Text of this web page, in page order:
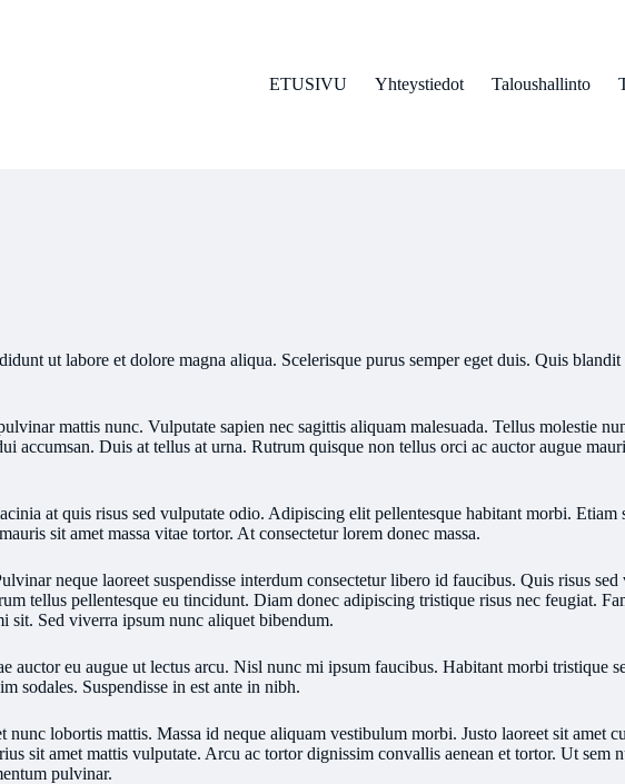
ETUSIVU
Yhteystiedot Taloushallinto
ut labore et dolore magna aliqua. Scelerisque purus semper eget duis. Quis blandit
mattis nunc. Vulputate sapien nec sagittis aliquam malesuada. Tellus molestie
accumsan. Duis at tellus at urna. Rutrum quisque non tellus orci ac auctor augue
at quis risus sed vulputate odio. Adipiscing elit pellentesque habitant morbi.
sit amet massa vitae tortor. At consectetur lorem donec massa.
neque laoreet suspendisse interdum consectetur libero id faucibus. Quis risus
tellus pellentesque eu tincidunt. Diam donec adipiscing tristique risus nec feugiat.
sit. Sed viverra ipsum nunc aliquet bibendum.
auctor eu augue ut lectus arcu. Nisl nunc mi ipsum faucibus. Habitant morbi tristique
sodales. Suspendisse in est ante in nibh.
lobortis mattis. Massa id neque aliquam vestibulum morbi. Justo laoreet sit amet
sit amet mattis vulputate. Arcu ac tortor dignissim convallis aenean et tortor. Ut sem
pulvinar.